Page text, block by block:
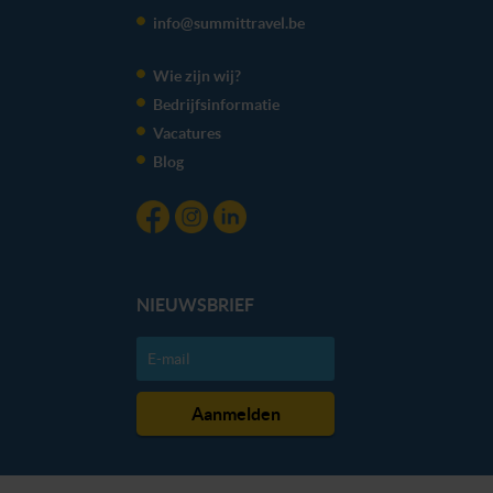
We werken samen met20 derden die uw gegevens
info@summittravel.be
Wie zijn wij?
Bedrijfsinformatie
Vacatures
Blog
NIEUWSBRIEF